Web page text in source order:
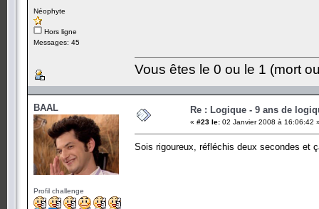
Néophyte
Hors ligne
Messages: 45
Vous êtes le 0 ou le 1 (mort
BAAL
Profil challenge
Re : Logique - 9 ans de
« #23 le: 02 Janvier 2008 à 16:06:42
Sois rigoureux, réfléchis deux secondes et